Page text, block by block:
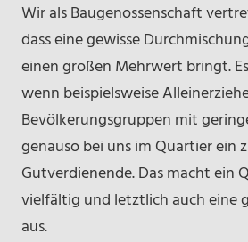
Wir als Baugenossenschaft
dass eine gewisse
einen großen Mehrwert bringt.
wenn beispielsweise
Bevölkerungsgruppen mit
genauso bei uns im Quartier ein
Gutverdienende. Das macht ein
vielfältig und letztlich auch eine
aus.